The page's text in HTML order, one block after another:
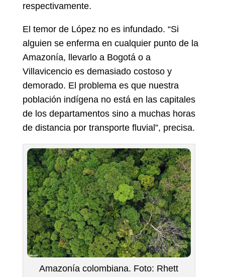
respectivamente.
El temor de López no es infundado. “Si
alguien se enferma en cualquier punto de la
Amazonía, llevarlo a Bogotá o a
Villavicencio es demasiado costoso y
demorado. El problema es que nuestra
población indígena no está en las capitales
de los departamentos sino a muchas horas
de distancia por transporte fluvial”, precisa.
Amazonía colombiana. Foto: Rhett